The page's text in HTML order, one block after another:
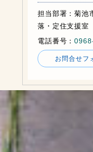
担当部署：菊池
落・定住支援室
電話番号：
お問合せフ